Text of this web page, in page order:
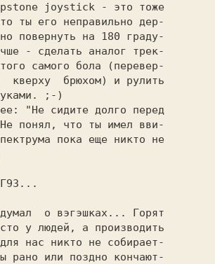
ты его неправильно дер-
повернуть на 180 граду-
- сделать аналог трек-
самого бола (перевер-
кверху  брюхом) и рулить
;-)
понял, что ты имел вви-
пока еще никто не
у людей, а производить
нас никто не собирает-
или поздно кончают-